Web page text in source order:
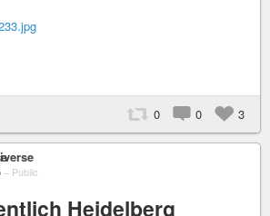
0 0 3
– Public
Heidelberg